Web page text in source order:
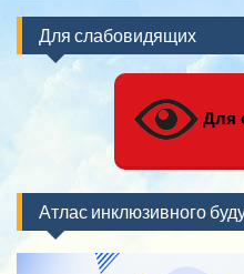
Для слабовидящих
Для
Атлас инклюзивного